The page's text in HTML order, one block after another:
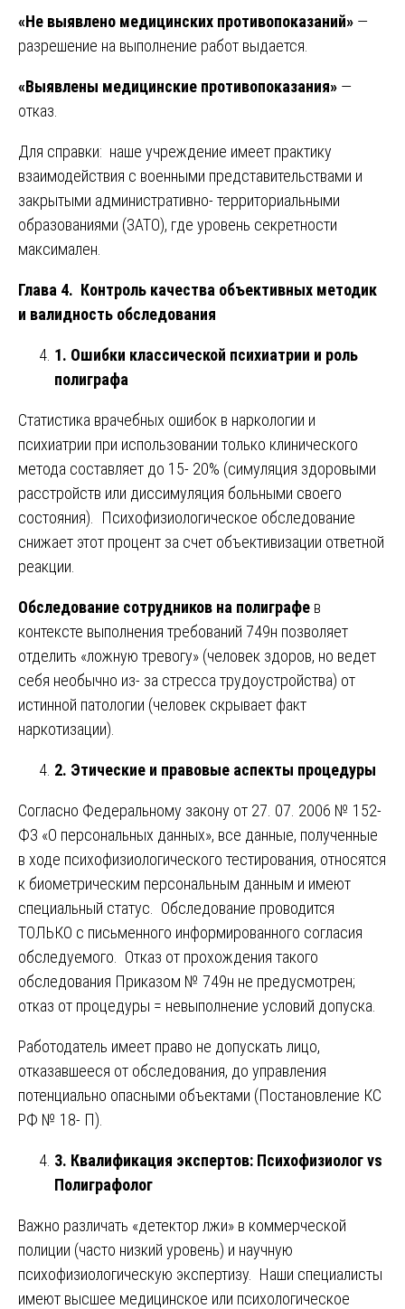
«Не выявлено медицинских противопоказаний» —
разрешение на выполнение работ выдается.
«Выявлены медицинские противопоказания» —
отказ.
Для справки: наше учреждение имеет практику
взаимодействия с военными представительствами и
закрытыми административно- территориальными
образованиями (ЗАТО), где уровень секретности
максимален.
Глава 4. Контроль качества объективных методик
и валидность обследования
1. Ошибки классической психиатрии и роль
полиграфа
Статистика врачебных ошибок в наркологии и
психиатрии при использовании только клинического
метода составляет до 15- 20% (симуляция здоровыми
расстройств или диссимуляция больными своего
состояния). Психофизиологическое обследование
снижает этот процент за счет объективизации ответной
реакции.
Обследование сотрудников на полиграфе в
контексте выполнения требований 749н позволяет
отделить «ложную тревогу» (человек здоров, но ведет
себя необычно из- за стресса трудоустройства) от
истинной патологии (человек скрывает факт
наркотизации).
2. Этические и правовые аспекты процедуры
Согласно Федеральному закону от 27. 07. 2006 № 152-
ФЗ «О персональных данных», все данные, полученные
в ходе психофизиологического тестирования, относятся
к биометрическим персональным данным и имеют
специальный статус. Обследование проводится
ТОЛЬКО с письменного информированного согласия
обследуемого. Отказ от прохождения такого
обследования Приказом № 749н не предусмотрен;
отказ от процедуры = невыполнение условий допуска.
Работодатель имеет право не допускать лицо,
отказавшееся от обследования, до управления
потенциально опасными объектами (Постановление КС
РФ № 18- П).
3. Квалификация экспертов: Психофизиолог vs
Полиграфолог
Важно различать «детектор лжи» в коммерческой
полиции (часто низкий уровень) и научную
психофизиологическую экспертизу. Наши специалисты
имеют высшее медицинское или психологическое